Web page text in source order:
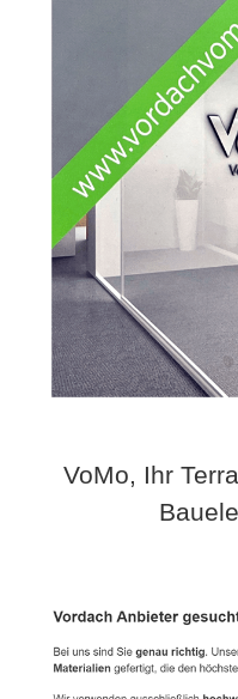
VoMo, Ihr